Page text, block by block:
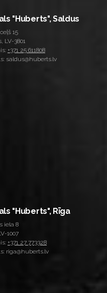
"Huberts", Saldus
15
LV-3801
+371 25 611808
saldus@huberts.lv
"Huberts", Rīga
iela 8
1007
+371 27 773328
riga@huberts.lv